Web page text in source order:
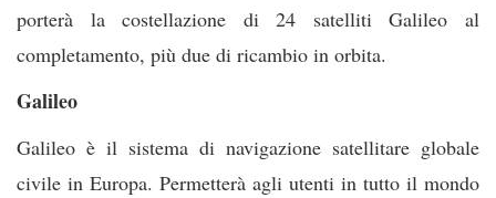
porterà la costellazione di 24 satelliti Galileo al
completamento, più due di ricambio in orbita.
Galileo
Galileo è il sistema di navigazione satellitare globale
civile in Europa. Permetterà agli utenti in tutto il mondo